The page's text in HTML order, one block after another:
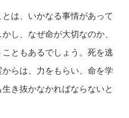
は、いかなる事情があって
し、なぜ命が大切なのか、
ともあるでしょう。死を逃
らは、力をもらい、命を学
き抜かなかればならないと